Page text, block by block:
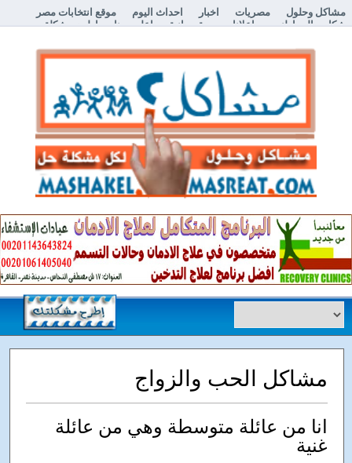
مشاكل وحلول مصريات اخبار احداث اليوم
موقع انتخابات مصر
شكاوي المواطنين
اعلانات مبوبة مجانية اعلن معنا إطرح مشكلة
مشاكل الحب والزواج
انا من عائلة متوسطة وهي من عائلة
غنية